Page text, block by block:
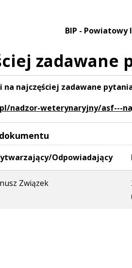
BIP -
zadawane
na najczęściej zadawane
nadzor-weterynaryjny/asf---
Odpowiadający
Związek